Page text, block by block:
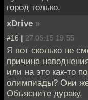
город только.
xDrive »
#16 | 27.06.15 19:55
Я вот сколько не
причина
или на это как-то
олимпиады? Они
Объясните дураку.